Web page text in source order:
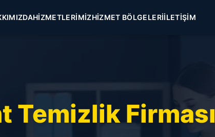
HIZMETLERIMIZHIZMET BÖLGELERIİLETIŞIM
Temizlik Firması